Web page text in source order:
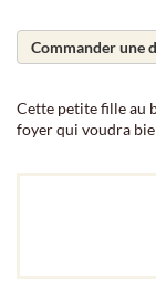
Commander une
Cette petite fille au
foyer qui voudra